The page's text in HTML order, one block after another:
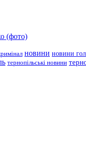
(фото)
новини новини
тернопільські новини